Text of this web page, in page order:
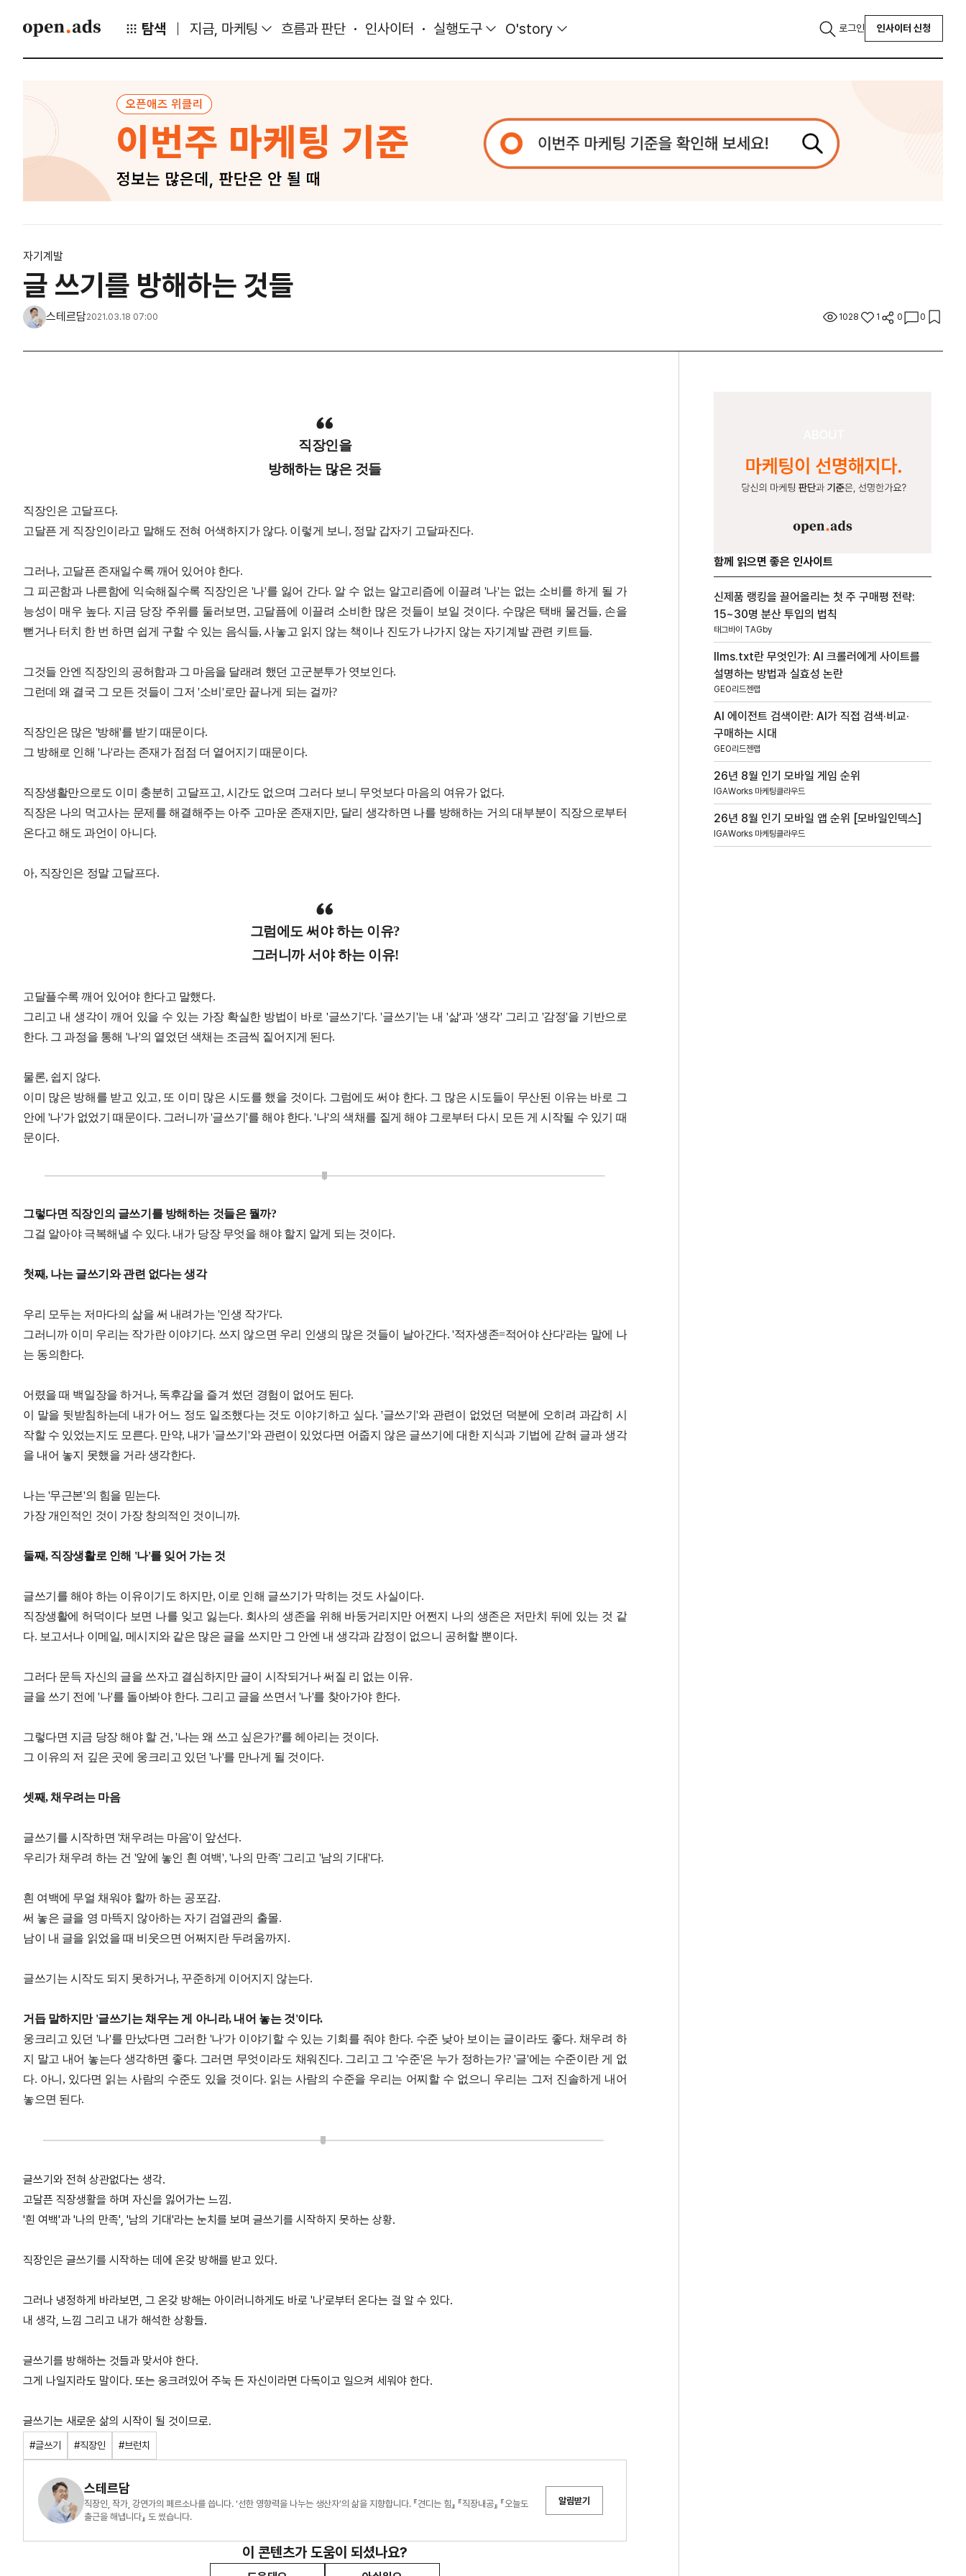
탐색 지금, 마케팅 흐름과 판단 인사이터 실행도구 O'story 로그인 인사이터 신청
자기계발
글 쓰기를 방해하는 것들
스테르담2021.03.18 07:00 1028 1 0 0
직장인을
방해하는 많은 것들
직장인은 고달프다.
고달픈 게 직장인이라고 말해도 전혀 어색하지가 않다. 이렇게 보니, 정말 갑자기 고달파진다.
그러나, 고달픈 존재일수록 깨어 있어야 한다.
그 피곤함과 나른함에 익숙해질수록 직장인은 '나'를 잃어 간다. 알 수 없는 알고리즘에 이끌려 '나'는 없는 소비를 하게 될 가
능성이 매우 높다. 지금 당장 주위를 둘러보면, 고달픔에 이끌려 소비한 많은 것들이 보일 것이다. 수많은 택배 물건들, 손을
뻗거나 터치 한 번 하면 쉽게 구할 수 있는 음식들, 사놓고 읽지 않는 책이나 진도가 나가지 않는 자기계발 관련 키트들.
그것들 안엔 직장인의 공허함과 그 마음을 달래려 했던 고군분투가 엿보인다.
그런데 왜 결국 그 모든 것들이 그저 '소비'로만 끝나게 되는 걸까?
직장인은 많은 '방해'를 받기 때문이다.
그 방해로 인해 '나'라는 존재가 점점 더 옅어지기 때문이다.
직장생활만으로도 이미 충분히 고달프고, 시간도 없으며 그러다 보니 무엇보다 마음의 여유가 없다.
직장은 나의 먹고사는 문제를 해결해주는 아주 고마운 존재지만, 달리 생각하면 나를 방해하는 거의 대부분이 직장으로부터
온다고 해도 과언이 아니다.
아, 직장인은 정말 고달프다.
그럼에도 써야 하는 이유?
그러니까 서야 하는 이유!
고달플수록 깨어 있어야 한다고 말했다.
그리고 내 생각이 깨어 있을 수 있는 가장 확실한 방법이 바로 '글쓰기'다. '글쓰기'는 내 '삶'과 '생각' 그리고 '감정'을 기반으로
한다. 그 과정을 통해 '나'의 옅었던 색채는 조금씩 짙어지게 된다.
물론, 쉽지 않다.
이미 많은 방해를 받고 있고, 또 이미 많은 시도를 했을 것이다. 그럼에도 써야 한다. 그 많은 시도들이 무산된 이유는 바로 그
안에 '나'가 없었기 때문이다. 그러니까 '글쓰기'를 해야 한다. '나'의 색채를 짙게 해야 그로부터 다시 모든 게 시작될 수 있기 때
문이다.
그렇다면 직장인의 글쓰기를 방해하는 것들은 뭘까?
그걸 알아야 극복해낼 수 있다. 내가 당장 무엇을 해야 할지 알게 되는 것이다.
첫째, 나는 글쓰기와 관련 없다는 생각
우리 모두는 저마다의 삶을 써 내려가는 '인생 작가'다.
그러니까 이미 우리는 작가란 이야기다. 쓰지 않으면 우리 인생의 많은 것들이 날아간다. '적자생존=적어야 산다'라는 말에 나
는 동의한다.
어렸을 때 백일장을 하거나, 독후감을 즐겨 썼던 경험이 없어도 된다.
이 말을 뒷받침하는데 내가 어느 정도 일조했다는 것도 이야기하고 싶다. '글쓰기'와 관련이 없었던 덕분에 오히려 과감히 시
작할 수 있었는지도 모른다. 만약, 내가 '글쓰기'와 관련이 있었다면 어줍지 않은 글쓰기에 대한 지식과 기법에 갇혀 글과 생각
을 내어 놓지 못했을 거라 생각한다.
나는 '무근본'의 힘을 믿는다.
가장 개인적인 것이 가장 창의적인 것이니까.
둘째, 직장생활로 인해 '나'를 잊어 가는 것
글쓰기를 해야 하는 이유이기도 하지만, 이로 인해 글쓰기가 막히는 것도 사실이다.
직장생활에 허덕이다 보면 나를 잊고 잃는다. 회사의 생존을 위해 바둥거리지만 어쩐지 나의 생존은 저만치 뒤에 있는 것 같
다. 보고서나 이메일, 메시지와 같은 많은 글을 쓰지만 그 안엔 내 생각과 감정이 없으니 공허할 뿐이다.
그러다 문득 자신의 글을 쓰자고 결심하지만 글이 시작되거나 써질 리 없는 이유.
글을 쓰기 전에 '나'를 돌아봐야 한다. 그리고 글을 쓰면서 '나'를 찾아가야 한다.
그렇다면 지금 당장 해야 할 건, '나는 왜 쓰고 싶은가?'를 헤아리는 것이다.
그 이유의 저 깊은 곳에 웅크리고 있던 '나'를 만나게 될 것이다.
셋째, 채우려는 마음
글쓰기를 시작하면 '채우려는 마음'이 앞선다.
우리가 채우려 하는 건 '앞에 놓인 흰 여백', '나의 만족' 그리고 '남의 기대'다.
흰 여백에 무얼 채워야 할까 하는 공포감.
써 놓은 글을 영 마뜩지 않아하는 자기 검열관의 출몰.
남이 내 글을 읽었을 때 비웃으면 어쩌지란 두려움까지.
글쓰기는 시작도 되지 못하거나, 꾸준하게 이어지지 않는다.
거듭 말하지만 '글쓰기는 채우는 게 아니라, 내어 놓는 것'이다.
웅크리고 있던 '나'를 만났다면 그러한 '나'가 이야기할 수 있는 기회를 줘야 한다. 수준 낮아 보이는 글이라도 좋다. 채우려 하
지 말고 내어 놓는다 생각하면 좋다. 그러면 무엇이라도 채워진다. 그리고 그 '수준'은 누가 정하는가? '글'에는 수준이란 게 없
다. 아니, 있다면 읽는 사람의 수준도 있을 것이다. 읽는 사람의 수준을 우리는 어찌할 수 없으니 우리는 그저 진솔하게 내어
놓으면 된다.
글쓰기와 전혀 상관없다는 생각.
고달픈 직장생활을 하며 자신을 잃어가는 느낌.
'흰 여백'과 '나의 만족', '남의 기대'라는 눈치를 보며 글쓰기를 시작하지 못하는 상황.
직장인은 글쓰기를 시작하는 데에 온갖 방해를 받고 있다.
그러나 냉정하게 바라보면, 그 온갖 방해는 아이러니하게도 바로 '나'로부터 온다는 걸 알 수 있다.
내 생각, 느낌 그리고 내가 해석한 상황들.
글쓰기를 방해하는 것들과 맞서야 한다.
그게 나일지라도 말이다. 또는 웅크려있어 주눅 든 자신이라면 다독이고 일으켜 세워야 한다.
글쓰기는 새로운 삶의 시작이 될 것이므로.
#글쓰기 #직장인 #브런치
스테르담
직장인, 작가, 강연가의 페르소나를 씁니다. ‘선한 영향력을 나누는 생산자’의 삶을 지향합니다. 『견디는 힘』 『직장내공』 『오늘도
출근을 해냅니다』 도 썼습니다.
알림받기
이 콘텐츠가 도움이 되셨나요?
함께 읽으면 좋은 인사이트
신제품 랭킹을 끌어올리는 첫 주 구매평 전략:
15~30명 분산 투입의 법칙
태그바이 TAGby
llms.txt란 무엇인가: AI 크롤러에게 사이트를
설명하는 방법과 실효성 논란
GEO리드젠랩
AI 에이전트 검색이란: AI가 직접 검색·비교·
구매하는 시대
GEO리드젠랩
26년 8월 인기 모바일 게임 순위
IGAWorks 마케팅클라우드
26년 8월 인기 모바일 앱 순위 [모바일인덱스]
IGAWorks 마케팅클라우드